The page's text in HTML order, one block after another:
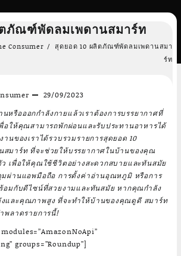
Search
ภัณฑ์พัดลมเพดานสมาร์ท
Consumer
สุดยอด 10 ผลิตภัณฑ์พัดลมเพดานสมา
ร์ท
29/09/2023
หรือออกกำลังกายแล้วเราต้องการบรรยากาศที่
อให้คุณสามารถพักผ่อนและรับประทานอาหารได้
นของเราได้รวบรวมรายการสุดยอด 10
มาร์ท ที่จะช่วยให้บรรยากาศในบ้านของคุณ
ว เพื่อให้คุณใช้ชีวิตอย่างสะดวกสบายและทันสมัย
มผ่านแอพมือถือ การตั้งค่าอ่านอุณหภูมิ หรือการ
อมกับดีไซน์ที่สวยงามและทันสมัย หากคุณกำลัง
และคุณภาพสูง ที่จะทำให้บ้านของคุณดูดี สมาร์ท
พลาดรายการนี้!
groups=”Roundup”]
Add to cart